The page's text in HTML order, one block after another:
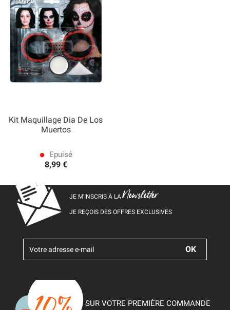
Kit Maquillage Dia De Los
Muertos
lens Epuisé
8,99 €
JE M’INSCRIS À LANewsletter
JE REÇOIS DES OFFRES EXCLUSIVES
SUR VOTRE PREMIÈRE COMMANDE